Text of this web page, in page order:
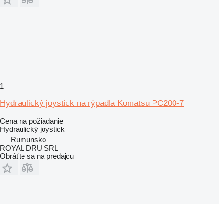
1
Hydraulický joystick na rýpadla Komatsu PC200-7
Cena na požiadanie
Hydraulický joystick
Rumunsko
ROYAL DRU SRL
Obráťte sa na predajcu